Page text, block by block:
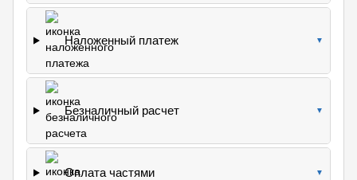
Наложенный платеж ▼
Безналичный расчет ▼
Оплата частями ▼